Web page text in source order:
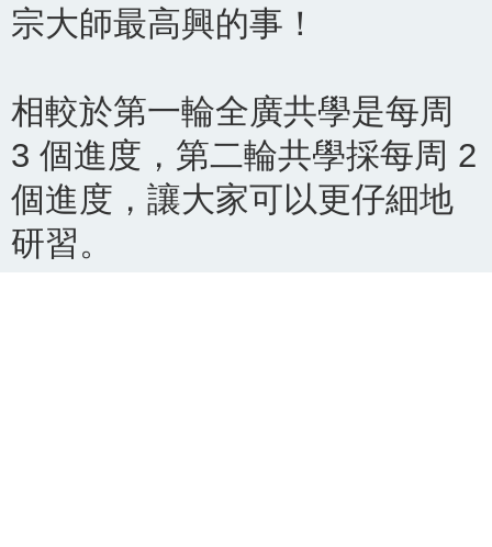
宗大師最高興的事！
相較於第一輪全廣共學是每周
3 個進度，第二輪共學採每周 2
個進度，讓大家可以更仔細地
研習。